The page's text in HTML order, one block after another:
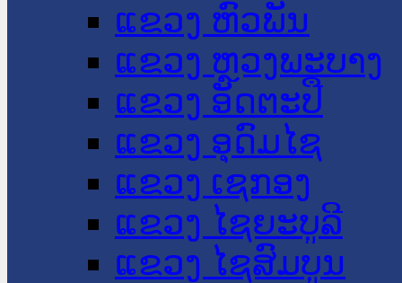
ແຂວງ ຫົວພັນ
ແຂວງ ຫຼວງພະບາງ
ແຂວງ ອັດຕະປື
ແຂວງ ອຸດົມໄຊ
ແຂວງ ເຊກອງ
ແຂວງ ໄຊຍະບູລີ
ແຂວງ ໄຊສົມບູນ